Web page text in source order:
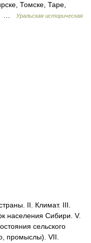
Томске, Таре,
…
Уральская историческая
II. Климат. III.
населения Сибири. V.
сельского
промыслы). VII.